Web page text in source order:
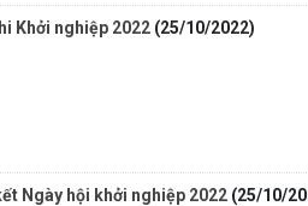
Khởi nghiệp 2022 (25/10/2022)
Ngày hội khởi nghiệp 2022 (25/10/